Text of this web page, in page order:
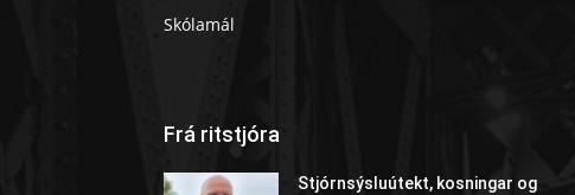
Skólamál
Frá ritstjóra
Stjórnsýsluútekt, kosningar og